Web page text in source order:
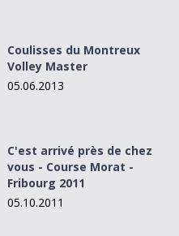
Master
Coulisses du Montreux
Volley Master
05.06.2013
vous - Course Morat -
C'est arrivé près de chez
vous - Course Morat -
Fribourg 2011
05.10.2011